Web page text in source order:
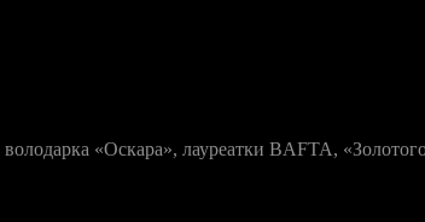
«Оскара», лауреатки BAFTA, «Золотого